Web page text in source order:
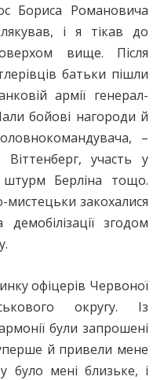
Бориса Романовича
і я тікав до
вище. Після
батьки пішли
армії генерал-
бойові нагороди й
–
участь у
штурм Берліна тощо.
закохалися
згодом
офіцерів Червоної
округу. Із
були запрошені
й привели мене
було мені близьке, і